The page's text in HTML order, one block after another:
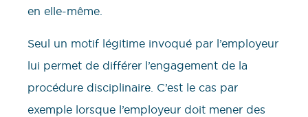
en elle-même.
Seul un motif légitime invoqué par l’employeur
lui permet de différer l’engagement de la
procédure disciplinaire. C’est le cas par
exemple lorsque l’employeur doit mener des